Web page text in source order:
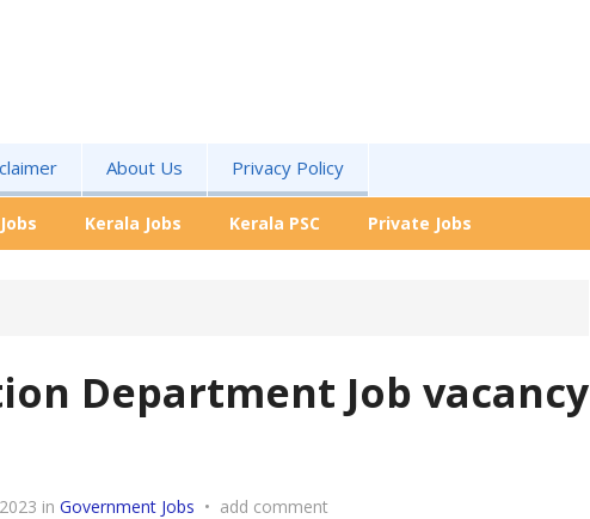
About Us Privacy Policy
Kerala Jobs Kerala PSC Private Jobs
Department Job vacancy
in Government Jobs • add comment